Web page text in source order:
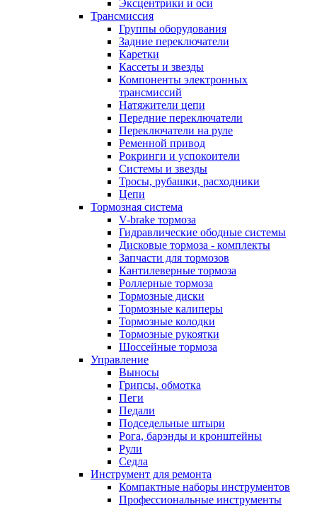
Эксцентрики и оси
Трансмиссия
Группы оборудования
Задние переключатели
Каретки
Кассеты и звезды
Компоненты электронных
трансмиссий
Натяжители цепи
Передние переключатели
Переключатели на руле
Ременной привод
Рокринги и успокоители
Системы и звезды
Тросы, рубашки, расходники
Цепи
Тормозная система
V-brake тормоза
Гидравлические ободные системы
Дисковые тормоза - комплекты
Запчасти для тормозов
Кантилеверные тормоза
Роллерные тормоза
Тормозные диски
Тормозные калиперы
Тормозные колодки
Тормозные рукоятки
Шоссейные тормоза
Управление
Выносы
Грипсы, обмотка
Пеги
Педали
Подседельные штыри
Рога, барэнды и кронштейны
Рули
Седла
Инструмент для ремонта
Компактные наборы инструментов
Профессиональные инструменты